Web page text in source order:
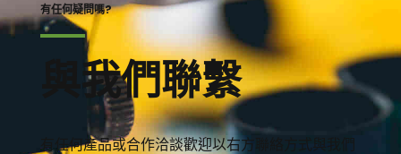
有任何疑問嗎?
與我們聯繫
有任何產品或合作洽談歡迎以右方聯絡方式與我們